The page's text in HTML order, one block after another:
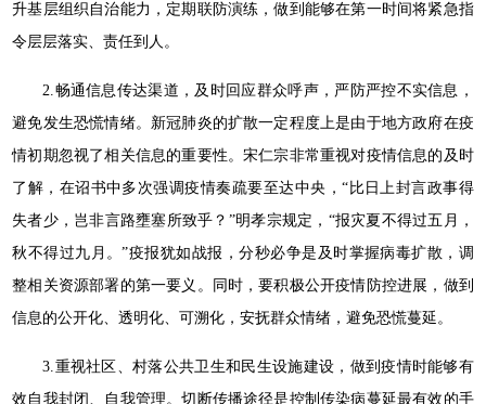
升基层组织自治能力，定期联防演练，做到能够在第一时间将紧急指
令层层落实、责任到人。
2.畅通信息传达渠道，及时回应群众呼声，严防严控不实信息，
避免发生恐慌情绪。新冠肺炎的扩散一定程度上是由于地方政府在疫
情初期忽视了相关信息的重要性。宋仁宗非常重视对疫情信息的及时
了解，在诏书中多次强调疫情奏疏要至达中央，“比日上封言政事得
失者少，岂非言路壅塞所致乎？”明孝宗规定，“报灾夏不得过五月，
秋不得过九月。”疫报犹如战报，分秒必争是及时掌握病毒扩散，调
整相关资源部署的第一要义。同时，要积极公开疫情防控进展，做到
信息的公开化、透明化、可溯化，安抚群众情绪，避免恐慌蔓延。
3.重视社区、村落公共卫生和民生设施建设，做到疫情时能够有
效自我封闭、自我管理。切断传播途径是控制传染病蔓延最有效的手